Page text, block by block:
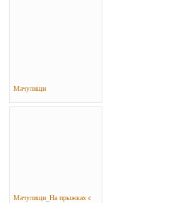
Мачулищи
Мачулищи_На прыжках с